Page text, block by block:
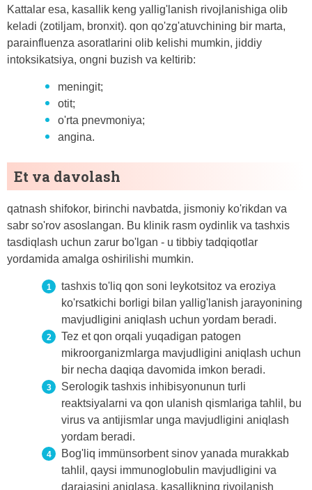
Kattalar esa, kasallik keng yallig'lanish rivojlanishiga olib
keladi (zotiljam, bronxit). qon qo'zg'atuvchining bir marta,
parainfluenza asoratlarini olib kelishi mumkin, jiddiy
intoksikatsiya, ongni buzish va keltirib:
meningit;
otit;
o'rta pnevmoniya;
angina.
Et va davolash
qatnash shifokor, birinchi navbatda, jismoniy ko'rikdan va
sabr so'rov asoslangan. Bu klinik rasm oydinlik va tashxis
tasdiqlash uchun zarur bo'lgan - u tibbiy tadqiqotlar
yordamida amalga oshirilishi mumkin.
tashxis to'liq qon soni leykotsitoz va eroziya
ko'rsatkichi borligi bilan yallig'lanish jarayonining
mavjudligini aniqlash uchun yordam beradi.
Tez et qon orqali yuqadigan patogen
mikroorganizmlarga mavjudligini aniqlash uchun
bir necha daqiqa davomida imkon beradi.
Serologik tashxis inhibisyonunun turli
reaktsiyalarni va qon ulanish qismlariga tahlil, bu
virus va antijismlar unga mavjudligini aniqlash
yordam beradi.
Bog'liq immünsorbent sinov yanada murakkab
tahlil, qaysi immunoglobulin mavjudligini va
darajasini aniqlasa, kasallikning rivojlanish